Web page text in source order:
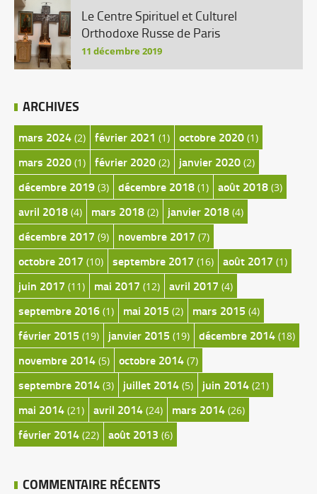
Le Centre Spirituel et Culturel
Orthodoxe Russe de Paris
11 décembre 2019
ARCHIVES
mars 2024 (2) février 2021 (1) octobre 2020 (1)
mars 2020 (1) février 2020 (2) janvier 2020 (2)
décembre 2019 (3) décembre 2018 (1) août 2018 (3)
avril 2018 (4) mars 2018 (2) janvier 2018 (4)
décembre 2017 (9) novembre 2017 (7)
octobre 2017 (10) septembre 2017 (16) août 2017 (1)
juin 2017 (11) mai 2017 (12) avril 2017 (4)
septembre 2016 (1) mai 2015 (2) mars 2015 (4)
février 2015 (19) janvier 2015 (19) décembre 2014 (18)
novembre 2014 (5) octobre 2014 (7)
septembre 2014 (3) juillet 2014 (5) juin 2014 (21)
mai 2014 (21) avril 2014 (24) mars 2014 (26)
février 2014 (22) août 2013 (6)
COMMENTAIRE RÉCENTS